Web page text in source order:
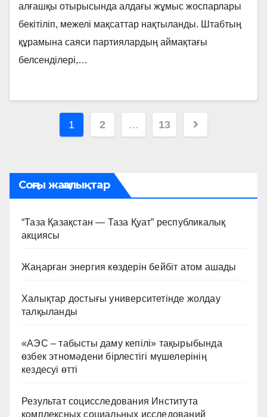
алғашқы отырысында алдағы жұмыс жоспарлары
бекітіліп, межелі мақсаттар нақтыланды. Штабтың
құрамына саяси партиялардың аймақтағы
белсенділері,…
Навигация
записям
1 2 … 13
Соңғы жаңалықтар
“Таза Қазақстан — Таза Қуат” республикалық
акциясы
Жаңарған энергия көздерін бейбіт атом ашады
Халықтар достығы университетінде жолдау
талқыланды
«АЭС – табысты даму кепілі» тақырыбында
өзбек этномәдени бірлестігі мүшелерінің
кездесуі өтті
Результат социсследования Института
комплексных социальных исследований